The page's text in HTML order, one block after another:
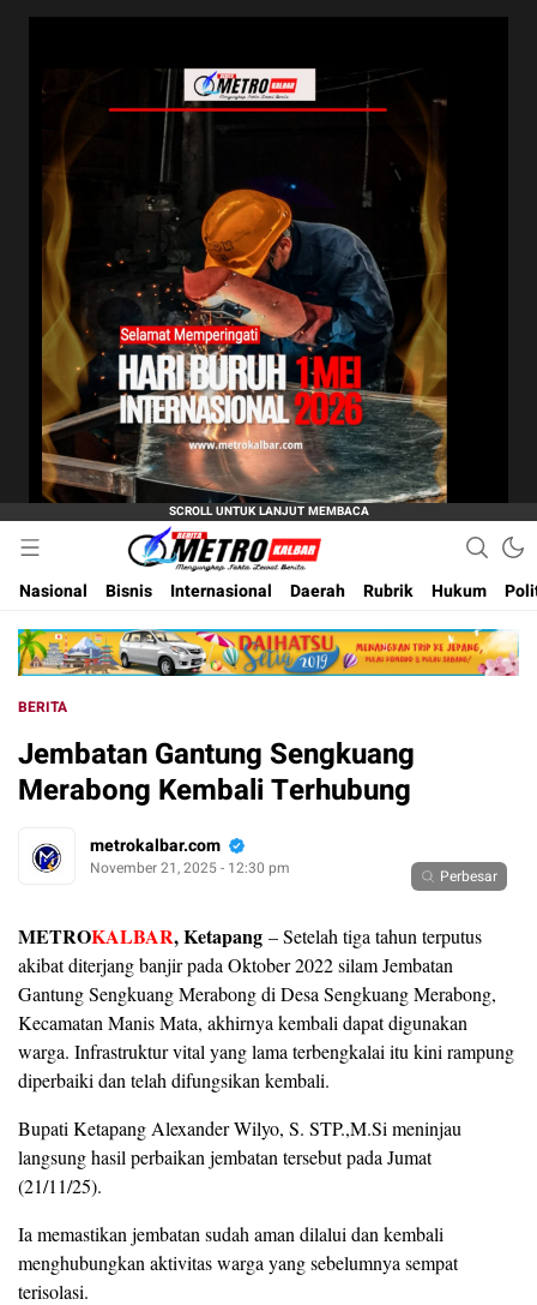
Metro Kalbar
Inspirasi Untuk Negeri
Nasional
Bisnis Internasional Daerah Rubrik Hukum
BERITA
Jembatan Gantung Sengkuang
Merabong Kembali Terhubung
metrokalbar.com
November 21, 2025 - 12:30 pm Perbesar
METROKALBAR, Ketapang – Setelah tiga tahun terputus
akibat diterjang banjir pada Oktober 2022 silam Jembatan
Gantung Sengkuang Merabong di Desa Sengkuang Merabong,
Kecamatan Manis Mata, akhirnya kembali dapat digunakan
warga. Infrastruktur vital yang lama terbengkalai itu kini rampung
diperbaiki dan telah difungsikan kembali.
Bupati Ketapang Alexander Wilyo, S. STP.,M.Si meninjau
langsung hasil perbaikan jembatan tersebut pada Jumat
(21/11/25).
Ia memastikan jembatan sudah aman dilalui dan kembali
menghubungkan aktivitas warga yang sebelumnya sempat
terisolasi.